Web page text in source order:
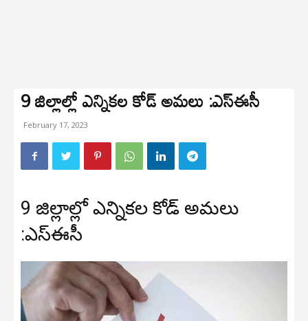
9 జిల్లాల్లో ఎన్నికల కోడ్ అమలు :ఎస్ఈసీ
February 17, 2023
9 జిల్లాల్లో ఎన్నికల కోడ్ అమలు
:ఎస్ఈసీ